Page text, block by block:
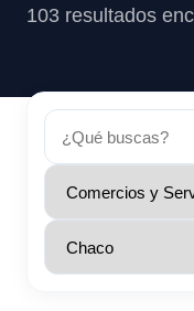
103 resultados